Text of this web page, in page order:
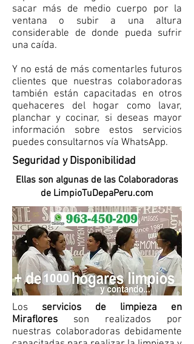
sacar más de medio cuerpo por la
ventana o subir a una altura
considerable de donde pueda sufrir
una caída.
Y no está de más comentarles futuros
clientes que nuestras colaboradoras
también están capacitadas en otros
quehaceres del hogar como lavar,
planchar y cocinar, si deseas mayor
información sobre estos servicios
puedes consultarnos vía WhatsApp.
Seguridad y Disponibilidad
Ellas son algunas de las Colaboradoras
de LimpioTuDepaPeru.com
Los servicios de limpieza en
Miraflores son realizados por
nuestras colaboradoras debidamente